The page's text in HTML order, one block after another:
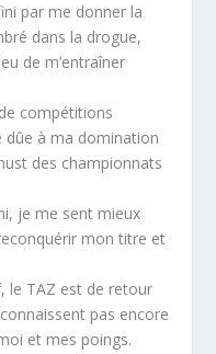
par me donner la
dans la drogue,
de m’entraîner
compétitions
dûe à ma domination
des championnats
je me sent mieux
mon titre et
le TAZ est de retour
pas encore
et mes poings.